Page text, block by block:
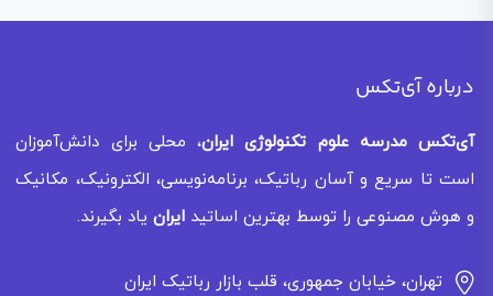
درباره آی‌تکس
آی‌تکس مدرسه علوم تکنولوژی ایران، محلی برای دانش‌آموزان
است تا سریع و آسان رباتیک، برنامه‌نویسی، الکترونیک، مکانیک
و هوش مصنوعی را توسط بهترین اساتید ایران یاد بگیرند.
تهران، خیابان جمهوری، قلب بازار رباتیک ایران